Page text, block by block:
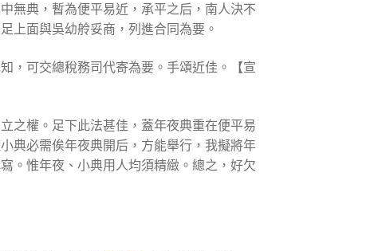
無典，暫為便平易近，承平之后，南人決不
上面與吳幼舲妥商，列進合同為要。
，可交總稅務司代寄為要。手頌近佳。【宣
之權。足下此法甚佳，蓋年夜典重在便平易
典必需俟年夜典開后，方能舉行，我擬將年
。惟年夜、小典用人均須精緻。總之，好欠